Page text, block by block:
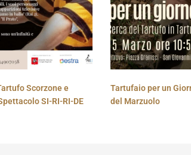
Scorzone e
SI-RI-RI-DE
Tartufaio per un
del Marzuolo